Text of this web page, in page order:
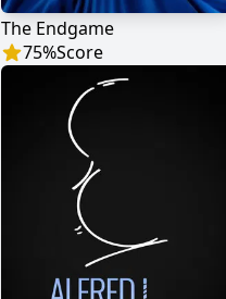
The Endgame
75%Score